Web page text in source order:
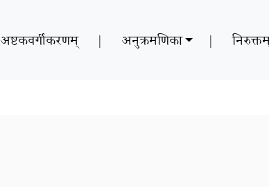
अष्टकवर्गीकरणम् | अनुक्रमणिका |